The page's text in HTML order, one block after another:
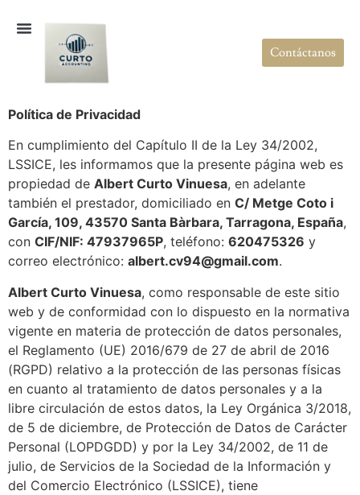
Contáctanos
Política de Privacidad
En cumplimiento del Capítulo II de la Ley 34/2002,
LSSICE, les informamos que la presente página web es
propiedad de Albert Curto Vinuesa, en adelante
también el prestador, domiciliado en C/ Metge Coto i
García, 109, 43570 Santa Bàrbara, Tarragona, España,
con CIF/NIF: 47937965P, teléfono: 620475326 y
correo electrónico: albert.cv94@gmail.com.
Albert Curto Vinuesa, como responsable de este sitio
web y de conformidad con lo dispuesto en la normativa
vigente en materia de protección de datos personales,
el Reglamento (UE) 2016/679 de 27 de abril de 2016
(RGPD) relativo a la protección de las personas físicas
en cuanto al tratamiento de datos personales y a la
libre circulación de estos datos, la Ley Orgánica 3/2018,
de 5 de diciembre, de Protección de Datos de Carácter
Personal (LOPDGDD) y por la Ley 34/2002, de 11 de
julio, de Servicios de la Sociedad de la Información y
del Comercio Electrónico (LSSICE), tiene